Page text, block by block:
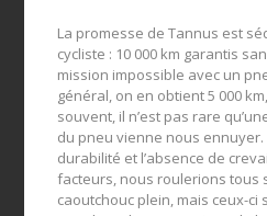
La promesse de Tannus est
cycliste : 10 000 km garantis
mission impossible avec un
général, on en obtient 5 000
souvent, il n’est pas rare
du pneu vienne nous ennuyer.
durabilité et l’absence de
facteurs, nous roulerions tous
caoutchouc plein, mais ceux-ci